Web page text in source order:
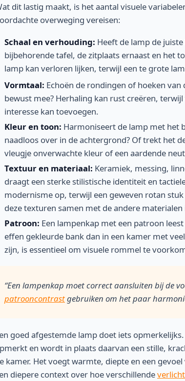
dit lastig maakt, is het aantal visuele
overweging vereisen:
Schaal en verhouding: Heeft de lamp de
bijbehorende tafel, de zitplaats ernaast en het
lamp kan verloren lijken, terwijl een te grote
Vormtaal: Echoën de rondingen of hoeken
bewust mee? Herhaling kan rust creëren,
interesse kan toevoegen.
Kleur en toon: Harmoniseert de lamp met het
naadloos over in de achtergrond? Of trekt het
vleugje onverwachte kleur of een aardende
Textuur en materiaal: Keramiek, messing,
draagt een sterke stilistische identiteit en
modernisme op, terwijl een geweven rotan
deze texturen samen met de andere
Patroon: Een lampenkap met een patroon
effen gekleurde bank dan in een kamer met
zijn, is essentieel om visuele rommel te
“Een lampenkap moet correct aansluiten bij de
patrooncontrastgebruiken om het paar
goed afgestemde lamp doet iets
en wordt in plaats daarvan een stille,
kamer. Het voegt warmte, diepte en een
diepere context over hoe verschillende